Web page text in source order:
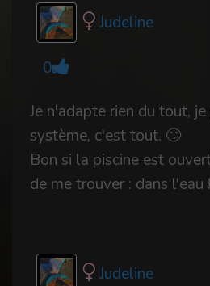
Judeline
0
Je n'adapte rien du tout,
système, c'est tout. 🙄
Bon si la piscine est
de me trouver : dans l'eau
Judeline